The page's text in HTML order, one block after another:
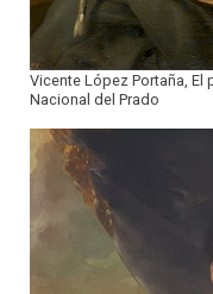
Vicente López Portaña, El
Nacional del Prado